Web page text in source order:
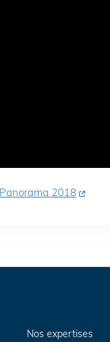
2018
Nos expertises